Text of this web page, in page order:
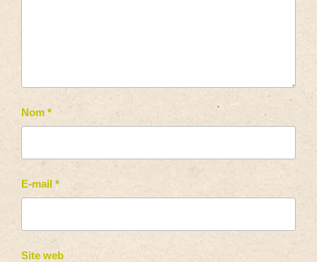
Nom *
E-mail *
Site web